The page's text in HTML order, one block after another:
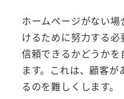
ホームページがない
けるために努力する
信頼できるかどうか
ます。これは、顧客
るのを難しくします。